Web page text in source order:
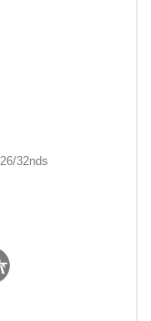
26/32nds